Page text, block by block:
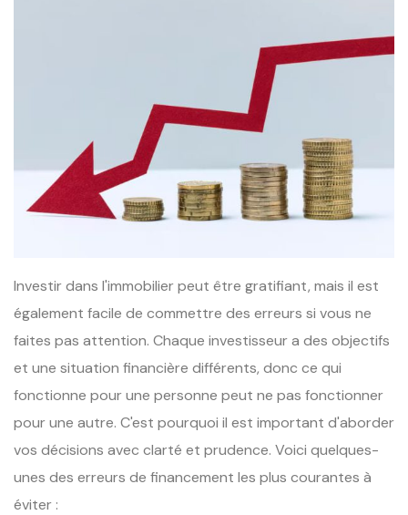
Investir dans l'immobilier peut être gratifiant, mais il est
également facile de commettre des erreurs si vous ne
faites pas attention. Chaque investisseur a des objectifs
et une situation financière différents, donc ce qui
fonctionne pour une personne peut ne pas fonctionner
pour une autre. C'est pourquoi il est important d'aborder
vos décisions avec clarté et prudence. Voici quelques-
unes des erreurs de financement les plus courantes à
éviter :